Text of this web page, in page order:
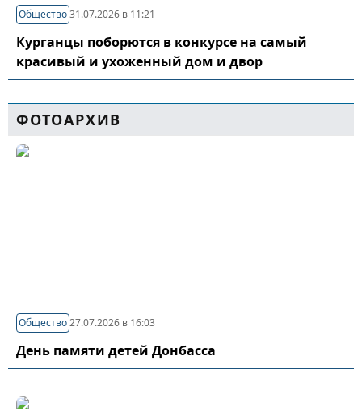
Общество31.07.2026 в 11:21
Курганцы поборются в конкурсе на самый
красивый и ухоженный дом и двор
ФОТОАРХИВ
Общество27.07.2026 в 16:03
День памяти детей Донбасса